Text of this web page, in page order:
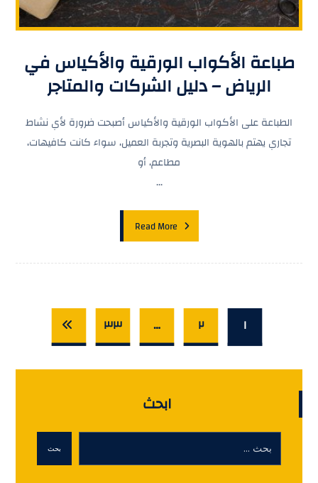
طباعة الأكواب الورقية والأكياس في
الرياض – دليل الشركات والمتاجر
الطباعة على الأكواب الورقية والأكياس أصبحت ضرورة لأي نشاط
تجاري يهتم بالهوية البصرية وتجربة العميل، سواء كانت كافيهات،
مطاعم، أو
...
Read More
١ ٢ … ٣٣
ابحث
بحث